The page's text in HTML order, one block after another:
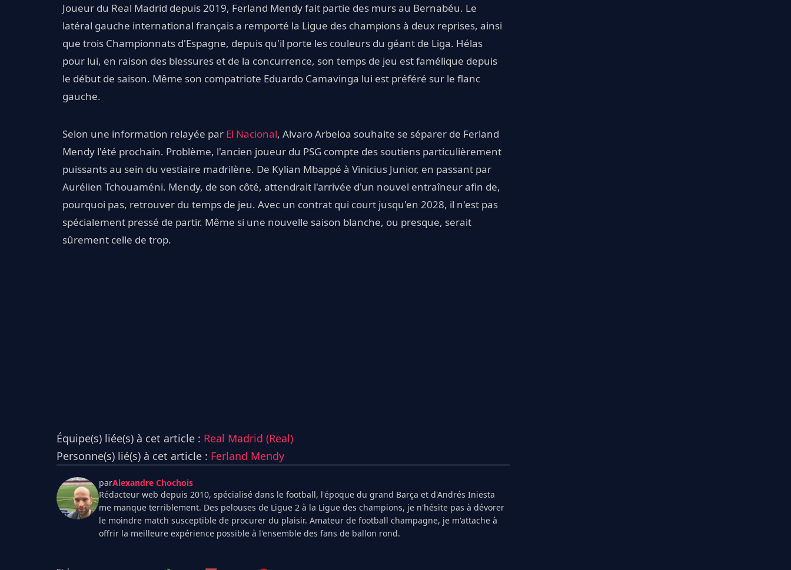
Joueur du Real Madrid depuis 2019, Ferland Mendy fait partie des murs au Bernabéu. Le
latéral gauche international français a remporté la Ligue des champions à deux reprises, ainsi
que trois Championnats d'Espagne, depuis qu'il porte les couleurs du géant de Liga. Hélas
pour lui, en raison des blessures et de la concurrence, son temps de jeu est famélique depuis
le début de saison. Même son compatriote Eduardo Camavinga lui est préféré sur le flanc
gauche.
Selon une information relayée par El Nacional, Alvaro Arbeloa souhaite se séparer de Ferland
Mendy l'été prochain. Problème, l'ancien joueur du PSG compte des soutiens particulièrement
puissants au sein du vestiaire madrilène. De Kylian Mbappé à Vinicius Junior, en passant par
Aurélien Tchouaméni. Mendy, de son côté, attendrait l'arrivée d'un nouvel entraîneur afin de,
pourquoi pas, retrouver du temps de jeu. Avec un contrat qui court jusqu'en 2028, il n'est pas
spécialement pressé de partir. Même si une nouvelle saison blanche, ou presque, serait
sûrement celle de trop.
Équipe(s) liée(s) à cet article : Real Madrid (Real)
Personne(s) lié(s) à cet article : Ferland Mendy
parAlexandre Chochois
Rédacteur web depuis 2010, spécialisé dans le football, l'époque du grand Barça et d'Andrés Iniesta
me manque terriblement. Des pelouses de Ligue 2 à la Ligue des champions, je n'hésite pas à dévorer
le moindre match susceptible de procurer du plaisir. Amateur de football champagne, je m'attache à
offrir la meilleure expérience possible à l'ensemble des fans de ballon rond.